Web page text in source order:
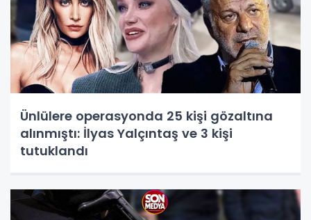
Ünlülere operasyonda 25 kişi gözaltına
alınmıştı: İlyas Yalçıntaş ve 3 kişi
tutuklandı